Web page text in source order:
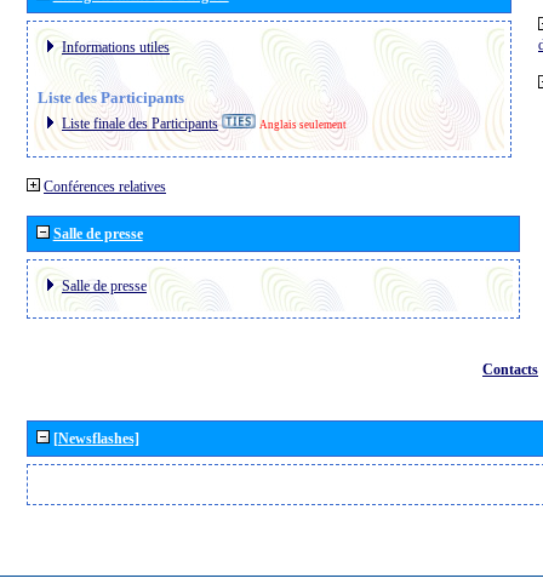
Informations utiles
Liste des Participants
Liste finale des Participants Anglais seulement
Conférences relatives
Salle de presse
Salle de presse
Contacts
[Newsflashes]